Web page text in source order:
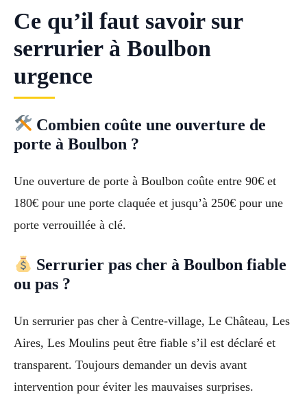
Ce qu’il faut savoir sur
serrurier à Boulbon
urgence
Combien coûte une ouverture de
porte à Boulbon ?
Une ouverture de porte à Boulbon coûte entre 90€ et
180€ pour une porte claquée et jusqu’à 250€ pour une
porte verrouillée à clé.
Serrurier pas cher à Boulbon fiable
ou pas ?
Un serrurier pas cher à Centre-village, Le Château, Les
Aires, Les Moulins peut être fiable s’il est déclaré et
transparent. Toujours demander un devis avant
intervention pour éviter les mauvaises surprises.